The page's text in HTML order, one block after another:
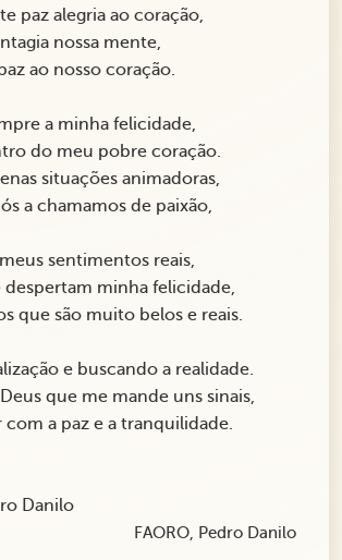
paz alegria ao coração,
nossa mente,
ao nosso coração.
a minha felicidade,
do meu pobre coração.
situações animadoras,
a chamamos de paixão,
sentimentos reais,
despertam minha felicidade,
que são muito belos e reais.
e buscando a realidade.
que me mande uns sinais,
com a paz e a tranquilidade.
Danilo
FAORO, Pedro Danilo